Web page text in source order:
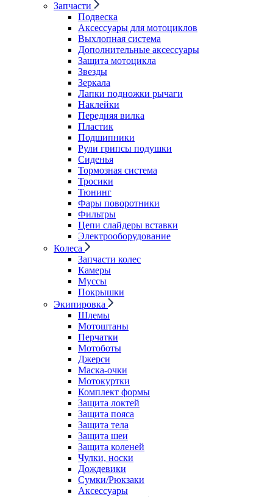
Запчасти
Подвеска
Аксессуары для мотоциклов
Выхлопная система
Дополнительные аксессуары
Защита мотоцикла
Звезды
Зеркала
Лапки подножки рычаги
Наклейки
Передняя вилка
Пластик
Подшипники
Рули грипсы подушки
Сиденья
Тормозная система
Тросики
Тюнинг
Фары поворотники
Фильтры
Цепи слайдеры вставки
Электрооборудование
Колеса
Запчасти колес
Камеры
Муссы
Покрышки
Экипировка
Шлемы
Мотоштаны
Перчатки
Мотоботы
Джерси
Маска-очки
Мотокуртки
Комплект формы
Защита локтей
Защита пояса
Защита тела
Защита шеи
Защита коленей
Чулки, носки
Дождевики
Сумки/Рюкзаки
Аксессуары